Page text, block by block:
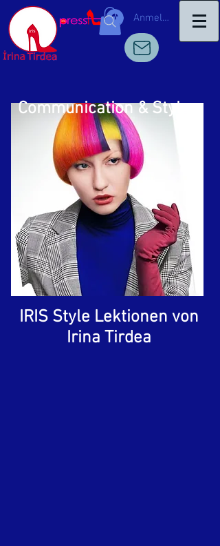
Anmelden
Communication & Style
IRIS Style Lektionen von
Irina Tirdea